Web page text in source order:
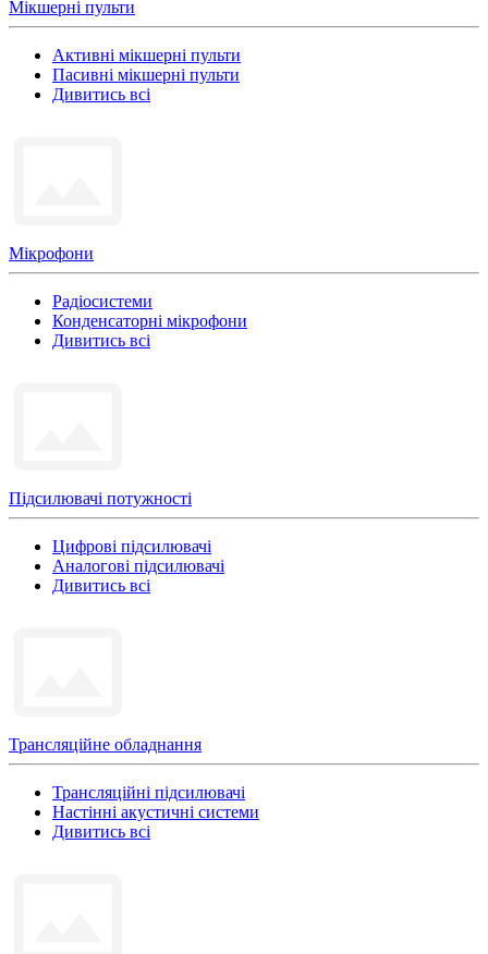
Мікшерні пульти
Активні мікшерні пульти
Пасивні мікшерні пульти
Дивитись всі
Мікрофони
Радіосистеми
Конденсаторні мікрофони
Дивитись всі
Підсилювачі потужності
Цифрові підсилювачі
Аналогові підсилювачі
Дивитись всі
Трансляційне обладнання
Трансляційні підсилювачі
Настінні акустичні системи
Дивитись всі